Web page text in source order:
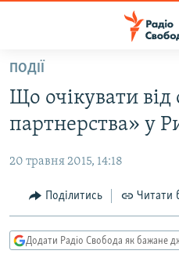
Перейти
основного
матеріалу
Перейти
до
навігації
Перейти
до
ВСЕ ЗА ДОБУ
СТАТТІ
ПОЛІТИКА
ЕКОНОМІКА
КУЛЬТУРА
ВІЙНА
РОСІЙСЬКА «ФІЛЬТРАЦІЯ»
КРИМ.РЕАЛІЇ
ПОДІЇ
Що очікувати від
партнерства» у
20 травня 2015, 14:18
Поділитись Читати
Додати Радіо Свобода як бажане